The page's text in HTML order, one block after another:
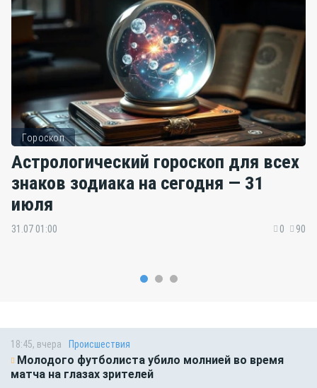
Гороскоп
Астрологический гороскоп для всех
знаков зодиака на сегодня — 31
июля
31.07 01:00 0 90
18:45, вчера Происшествия
Молодого футболиста убило молнией во время
матча на глазах зрителей